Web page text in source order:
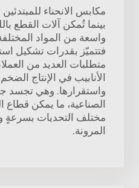
مكابس الانحناء للمبتدئين
بينما تُمكن آلات القطع
واسعة من المواد
فتتميّز بقدرات تشكيل
متطلبات العديد من
الأنابيب في الإنتاج
واستقرارها. وهي تجسد
الصناعية، ما يمكن قطاع
مختلف التحديات بسرعةٍ
المرونة.